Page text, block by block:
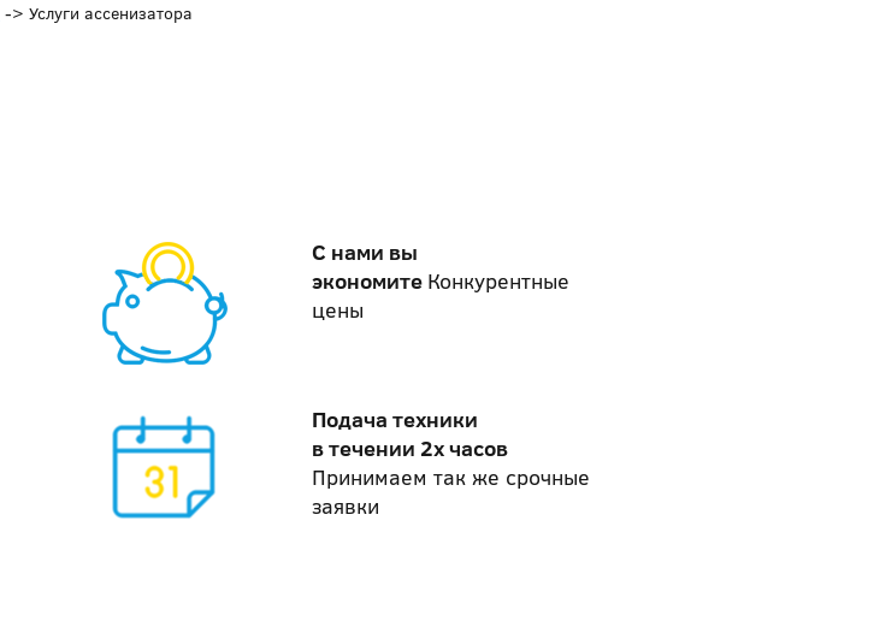
-> Услуги ассенизатора
С нами вы
экономите Конкурентные
цены
Подача техники
в течении 2х часов
Принимаем так же срочные
заявки